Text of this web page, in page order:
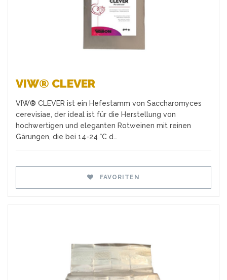
VIW® CLEVER
VIW® CLEVER ist ein Hefestamm von Saccharomyces
cerevisiae, der ideal ist für die Herstellung von
hochwertigen und eleganten Rotweinen mit reinen
Gärungen, die bei 14-24 °C d…
FAVORITEN